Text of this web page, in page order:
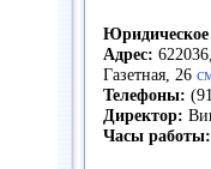
Юридическое
Адрес:
Газетная, 26
Телефоны:
Директор:
Часы работы: